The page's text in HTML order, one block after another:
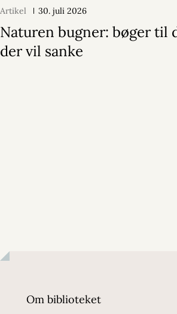
Artikel 30. juli 2026
Naturen bugner: bøger til
der vil sanke
Om biblioteket